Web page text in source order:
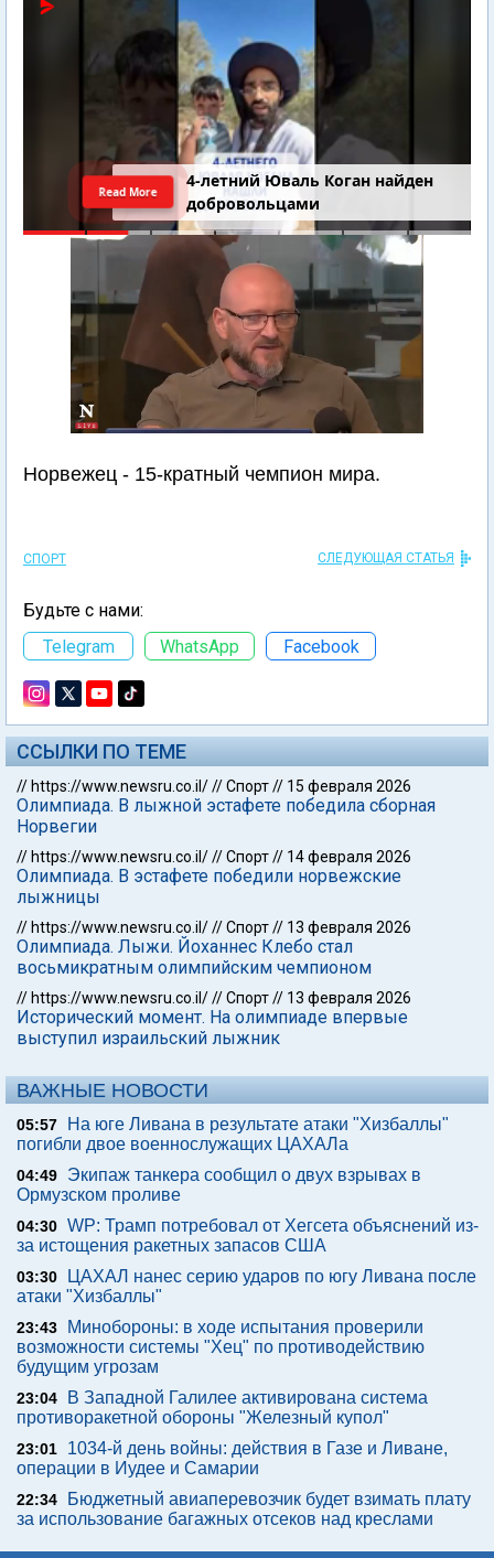
4-летний Юваль Коган найден
добровольцами
Read More
Норвежец - 15-кратный чемпион мира.
СПОРТ СЛЕДУЮЩАЯ СТАТЬЯ
Будьте с нами:
Telegram
WhatsApp Facebook
ССЫЛКИ ПО ТЕМЕ
// https://www.newsru.co.il///Спорт// 15 февраля 2026
Олимпиада. В лыжной эстафете победила сборная
Норвегии
// https://www.newsru.co.il///Спорт// 14 февраля 2026
Олимпиада. В эстафете победили норвежские
лыжницы
// https://www.newsru.co.il///Спорт// 13 февраля 2026
Олимпиада. Лыжи. Йоханнес Клебо стал
восьмикратным олимпийским чемпионом
// https://www.newsru.co.il///Спорт// 13 февраля 2026
Исторический момент. На олимпиаде впервые
выступил израильский лыжник
ВАЖНЫЕ НОВОСТИ
05:57
На юге Ливана в результате атаки "Хизбаллы"
погибли двое военнослужащих ЦАХАЛа
04:49
Экипаж танкера сообщил о двух взрывах в
Ормузском проливе
04:30 WP: Трамп потребовал от Хегсета объяснений из-
за истощения ракетных запасов США
03:30
ЦАХАЛ нанес серию ударов по югу Ливана после
атаки "Хизбаллы"
23:43
Минобороны: в ходе испытания проверили
возможности системы "Хец" по противодействию
будущим угрозам
23:04
В Западной Галилее активирована система
противоракетной обороны "Железный купол"
23:01
1034-й день войны: действия в Газе и Ливане,
операции в Иудее и Самарии
22:34
Бюджетный авиаперевозчик будет взимать плату
за использование багажных отсеков над креслами